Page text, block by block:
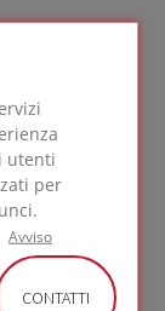
utenti
per
Avviso
CONTATTI